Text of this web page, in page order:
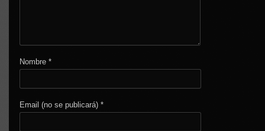
Nombre*
Email (no se publicará)*